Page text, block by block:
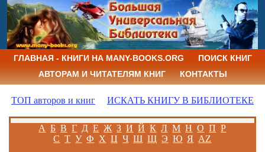
ГЛАВНАЯ - КНИГИ НА MANY-BOOKS.ORG
ПОИСК КНИГ
АВТОРАМ И ЧИТАТЕЛЯМ КНИГ
КОНТАКТЫ
ТОП авторов и книг ИСКАТЬ КНИГУ В БИБЛИОТЕКЕ
А Б В Г Д Е Ж З И Й К Л М Н О П Р
С Т У Ф Х Ц Ч Ш Щ Э Ю Я AZ